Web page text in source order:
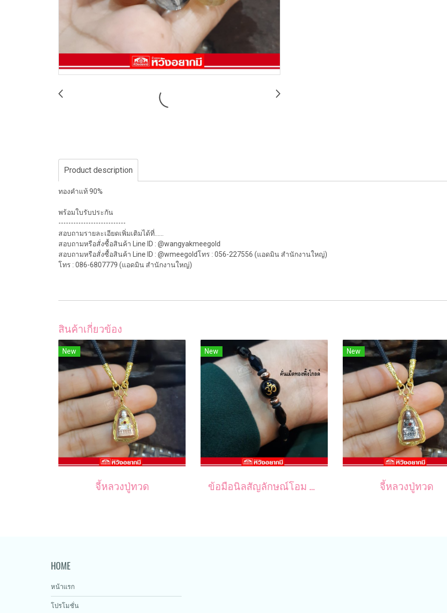
Product description
ทองคำแท้ 90%
พร้อมใบรับประกัน
---------------------------
สอบถามรายละเอียดเพิ่มเติมได้ที่......
สอบถามหรือสั่งซื้อสินค้า Line ID : @wangyakmeegold
สอบถามหรือสั่งซื้อสินค้า Line ID : @wmeegoldโทร : 056-227556 (แอดมิน สำนักงานใหญ่)
โทร : 086-6807779 (แอดมิน สำนักงานใหญ่)
สินค้าเกี่ยวข้อง
New
จี้หลวงปู่ทวด
New
ข้อมือนิลสัญลักษณ์โอม คั่นเม็ดทองพิ้งค์โกลด์
New
จี้หลวงปู่ทวด
HOME
หน้าแรก
โปรโมชั่น